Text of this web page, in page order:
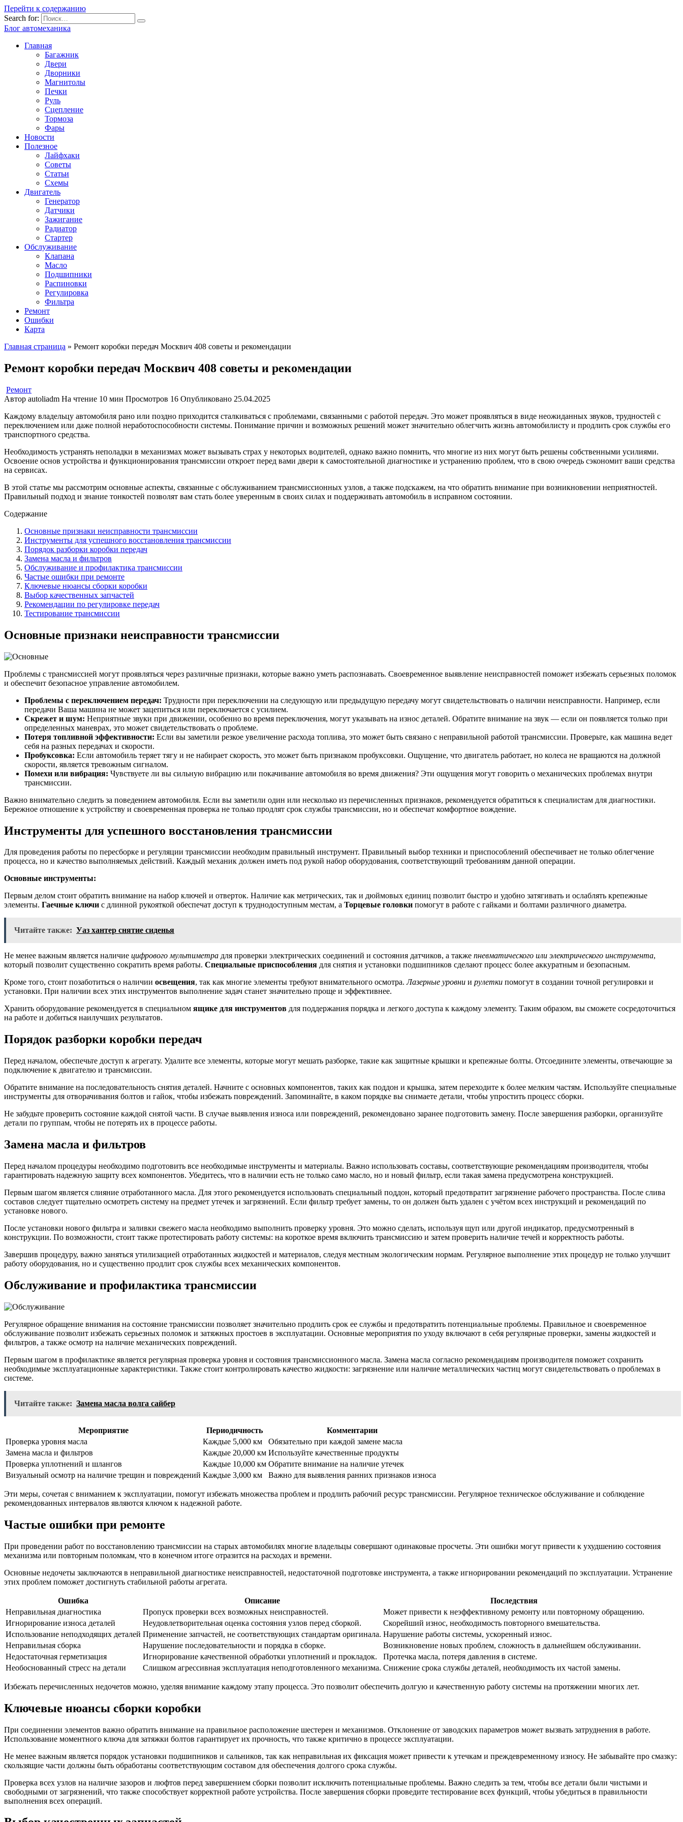
Перейти к содержанию
Search for:
Блог автомеханика
Главная
Багажник
Двери
Дворники
Магнитолы
Печки
Руль
Сцепление
Тормоза
Фары
Новости
Полезное
Лайфхаки
Советы
Статьи
Схемы
Двигатель
Генератор
Датчики
Зажигание
Радиатор
Стартер
Обслуживание
Клапана
Масло
Подшипники
Распиновки
Регулировка
Фильтра
Ремонт
Ошибки
Карта
Главная страница » Ремонт коробки передач Москвич 408 советы и рекомендации
Ремонт коробки передач Москвич 408 советы и рекомендации
Ремонт
Автор autoliadm На чтение 10 мин Просмотров 16 Опубликовано 25.04.2025
Каждому владельцу автомобиля рано или поздно приходится сталкиваться с проблемами, связанными с работой передач. Это может проявляться в виде неожиданных звуков, трудностей с
переключением или даже полной неработоспособности системы. Понимание причин и возможных решений может значительно облегчить жизнь автомобилисту и продлить срок службы его
транспортного средства.
Необходимость устранять неполадки в механизмах может вызывать страх у некоторых водителей, однако важно помнить, что многие из них могут быть решены собственными усилиями.
Освоение основ устройства и функционирования трансмиссии откроет перед вами двери к самостоятельной диагностике и устранению проблем, что в свою очередь сэкономит ваши средства
на сервисах.
В этой статье мы рассмотрим основные аспекты, связанные с обслуживанием трансмиссионных узлов, а также подскажем, на что обратить внимание при возникновении неприятностей.
Правильный подход и знание тонкостей позволят вам стать более уверенным в своих силах и поддерживать автомобиль в исправном состоянии.
Содержание
Основные признаки неисправности трансмиссии
Инструменты для успешного восстановления трансмиссии
Порядок разборки коробки передач
Замена масла и фильтров
Обслуживание и профилактика трансмиссии
Частые ошибки при ремонте
Ключевые нюансы сборки коробки
Выбор качественных запчастей
Рекомендации по регулировке передач
Тестирование трансмиссии
Основные признаки неисправности трансмиссии
Проблемы с трансмиссией могут проявляться через различные признаки, которые важно уметь распознавать. Своевременное выявление неисправностей поможет избежать серьезных поломок
и обеспечит безопасное управление автомобилем.
Проблемы с переключением передач: Трудности при переключении на следующую или предыдущую передачу могут свидетельствовать о наличии неисправности. Например, если
передачи Ваша машина не может зацепиться или переключается с усилием.
Скрежет и шум: Неприятные звуки при движении, особенно во время переключения, могут указывать на износ деталей. Обратите внимание на звук — если он появляется только при
определенных маневрах, это может свидетельствовать о проблеме.
Потеря топливной эффективности: Если вы заметили резкое увеличение расхода топлива, это может быть связано с неправильной работой трансмиссии. Проверьте, как машина ведет
себя на разных передачах и скорости.
Пробуксовка: Если автомобиль теряет тягу и не набирает скорость, это может быть признаком пробуксовки. Ощущение, что двигатель работает, но колеса не вращаются на должной
скорости, является тревожным сигналом.
Помехи или вибрация: Чувствуете ли вы сильную вибрацию или покачивание автомобиля во время движения? Эти ощущения могут говорить о механических проблемах внутри
трансмиссии.
Важно внимательно следить за поведением автомобиля. Если вы заметили один или несколько из перечисленных признаков, рекомендуется обратиться к специалистам для диагностики.
Бережное отношение к устройству и своевременная проверка не только продлят срок службы трансмиссии, но и обеспечат комфортное вождение.
Инструменты для успешного восстановления трансмиссии
Для проведения работы по пересборке и регуляции трансмиссии необходим правильный инструмент. Правильный выбор техники и приспособлений обеспечивает не только облегчение
процесса, но и качество выполняемых действий. Каждый механик должен иметь под рукой набор оборудования, соответствующий требованиям данной операции.
Основные инструменты:
Первым делом стоит обратить внимание на набор ключей и отверток. Наличие как метрических, так и дюймовых единиц позволит быстро и удобно затягивать и ослаблять крепежные
элементы. Гаечные ключи с длинной рукояткой обеспечат доступ к труднодоступным местам, а Торцевые головки помогут в работе с гайками и болтами различного диаметра.
Читайте также: Уаз хантер снятие сиденья
Не менее важным является наличие цифрового мультиметра для проверки электрических соединений и состояния датчиков, а также пневматического или электрического инструмента,
который позволит существенно сократить время работы. Специальные приспособления для снятия и установки подшипников сделают процесс более аккуратным и безопасным.
Кроме того, стоит позаботиться о наличии освещения, так как многие элементы требуют внимательного осмотра.Лазерные уровни и рулетки помогут в создании точной регулировки и
установки. При наличии всех этих инструментов выполнение задач станет значительно проще и эффективнее.
Хранить оборудование рекомендуется в специальном ящике для инструментов для поддержания порядка и легкого доступа к каждому элементу. Таким образом, вы сможете сосредоточиться
на работе и добиться наилучших результатов.
Порядок разборки коробки передач
Перед началом, обеспечьте доступ к агрегату. Удалите все элементы, которые могут мешать разборке, такие как защитные крышки и крепежные болты. Отсоедините элементы, отвечающие за
подключение к двигателю и трансмиссии.
Обратите внимание на последовательность снятия деталей. Начните с основных компонентов, таких как поддон и крышка, затем переходите к более мелким частям. Используйте специальные
инструменты для отворачивания болтов и гайок, чтобы избежать повреждений. Запоминайте, в каком порядке вы снимаете детали, чтобы упростить процесс сборки.
Не забудьте проверить состояние каждой снятой части. В случае выявления износа или повреждений, рекомендовано заранее подготовить замену. После завершения разборки, организуйте
детали по группам, чтобы не потерять их в процессе работы.
Замена масла и фильтров
Перед началом процедуры необходимо подготовить все необходимые инструменты и материалы. Важно использовать составы, соответствующие рекомендациям производителя, чтобы
гарантировать надежную защиту всех компонентов. Убедитесь, что в наличии есть не только само масло, но и новый фильтр, если такая замена предусмотрена конструкцией.
Первым шагом является слияние отработанного масла. Для этого рекомендуется использовать специальный поддон, который предотвратит загрязнение рабочего пространства. После слива
составов следует тщательно осмотреть систему на предмет утечек и загрязнений. Если фильтр требует замены, то он должен быть удален с учётом всех инструкций и рекомендаций по
установке нового.
После установки нового фильтра и заливки свежего масла необходимо выполнить проверку уровня. Это можно сделать, используя щуп или другой индикатор, предусмотренный в
конструкции. По возможности, стоит также протестировать работу системы: на короткое время включить трансмиссию и затем проверить наличие течей и корректность работы.
Завершив процедуру, важно заняться утилизацией отработанных жидкостей и материалов, следуя местным экологическим нормам. Регулярное выполнение этих процедур не только улучшит
работу оборудования, но и существенно продлит срок службы всех механических компонентов.
Обслуживание и профилактика трансмиссии
Регулярное обращение внимания на состояние трансмиссии позволяет значительно продлить срок ее службы и предотвратить потенциальные проблемы. Правильное и своевременное
обслуживание позволит избежать серьезных поломок и затяжных простоев в эксплуатации. Основные мероприятия по уходу включают в себя регулярные проверки, замены жидкостей и
фильтров, а также осмотр на наличие механических повреждений.
Первым шагом в профилактике является регулярная проверка уровня и состояния трансмиссионного масла. Замена масла согласно рекомендациям производителя поможет сохранить
необходимые эксплуатационные характеристики. Также стоит контролировать качество жидкости: загрязнение или наличие металлических частиц могут свидетельствовать о проблемах в
системе.
Читайте также: Замена масла волга сайбер
Мероприятие Периодичность
Комментарии
Проверка уровня масла
Каждые 5,000 км
Обязательно при каждой замене масла
Замена масла и фильтров
Каждые 20,000 км Используйте качественные продукты
Проверка уплотнений и шлангов
Каждые 10,000 км Обратите внимание на наличие утечек
Визуальный осмотр на наличие трещин и повреждений Каждые 3,000 км Важно для выявления ранних признаков износа
Эти меры, сочетая с вниманием к эксплуатации, помогут избежать множества проблем и продлить рабочий ресурс трансмиссии. Регулярное техническое обслуживание и соблюдение
рекомендованных интервалов являются ключом к надежной работе.
Частые ошибки при ремонте
При проведении работ по восстановлению трансмиссии на старых автомобилях многие владельцы совершают одинаковые просчеты. Эти ошибки могут привести к ухудшению состояния
механизма или повторным поломкам, что в конечном итоге отразится на расходах и времени.
Основные недочеты заключаются в неправильной диагностике неисправностей, недостаточной подготовке инструмента, а также игнорировании рекомендаций по эксплуатации. Устранение
этих проблем поможет достигнуть стабильной работы агрегата.
Ошибка Описание
Последствия
Неправильная диагностика
Пропуск проверки всех возможных неисправностей.
Может привести к неэффективному ремонту или повторному обращению.
Игнорирование износа деталей
Неудовлетворительная оценка состояния узлов перед сборкой.
Скорейший износ, необходимость повторного вмешательства.
Использование неподходящих деталей Применение запчастей, не соответствующих стандартам оригинала. Нарушение работы системы, ускоренный износ.
Неправильная сборка
Нарушение последовательности и порядка в сборке.
Возникновение новых проблем, сложность в дальнейшем обслуживании.
Недостаточная герметизация
Игнорирование качественной обработки уплотнений и прокладок.
Протечка масла, потеря давления в системе.
Необоснованный стресс на детали
Слишком агрессивная эксплуатация неподготовленного механизма. Снижение срока службы деталей, необходимость их частой замены.
Избежать перечисленных недочетов можно, уделяя внимание каждому этапу процесса. Это позволит обеспечить долгую и качественную работу системы на протяжении многих лет.
Ключевые нюансы сборки коробки
При соединении элементов важно обратить внимание на правильное расположение шестерен и механизмов. Отклонение от заводских параметров может вызвать затруднения в работе.
Использование моментного ключа для затяжки болтов гарантирует их прочноcть, что также критично в процессе эксплуатации.
Не менее важным является порядок установки подшипников и сальников, так как неправильная их фиксация может привести к утечкам и преждевременному износу. Не забывайте про смазку:
скользящие части должны быть обработаны соответствующим составом для обеспечения долгого срока службы.
Проверка всех узлов на наличие зазоров и люфтов перед завершением сборки позволит исключить потенциальные проблемы. Важно следить за тем, чтобы все детали были чистыми и
свободными от загрязнений, что также способствует корректной работе устройства. После завершения сборки проведите тестирование всех функций, чтобы убедиться в правильности
выполнения всех операций.